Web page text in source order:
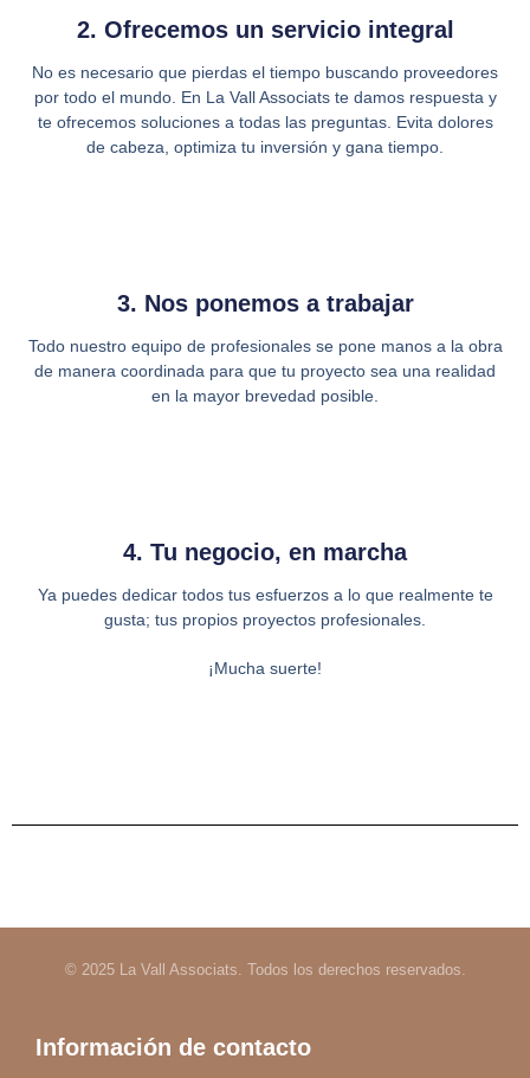
2. Ofrecemos un servicio integral
No es necesario que pierdas el tiempo buscando proveedores
por todo el mundo. En La Vall Associats te damos respuesta y
te ofrecemos soluciones a todas las preguntas. Evita dolores
de cabeza, optimiza tu inversión y gana tiempo.
3. Nos ponemos a trabajar
Todo nuestro equipo de profesionales se pone manos a la obra
de manera coordinada para que tu proyecto sea una realidad
en la mayor brevedad posible.
4. Tu negocio, en marcha
Ya puedes dedicar todos tus esfuerzos a lo que realmente te
gusta; tus propios proyectos profesionales.
¡Mucha suerte!
© 2025 La Vall Associats. Todos los derechos reservados.
Información de contacto